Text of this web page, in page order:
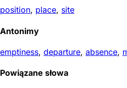
position, place, site
Antonimy
emptiness, departure, absence,
Powiązane słowa